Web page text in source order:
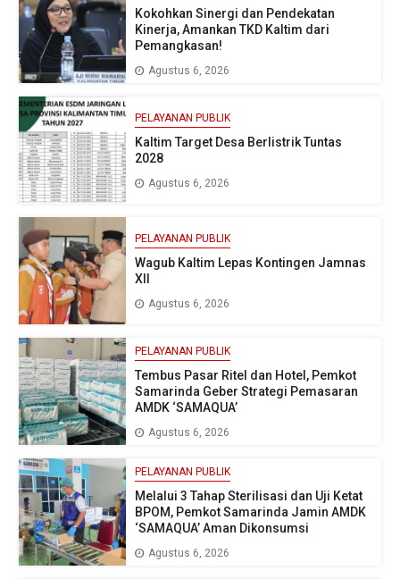
Kokohkan Sinergi dan Pendekatan
Kinerja, Amankan TKD Kaltim dari
Pemangkasan!
Agustus 6, 2026
PELAYANAN PUBLIK
Kaltim Target Desa Berlistrik Tuntas
2028
Agustus 6, 2026
PELAYANAN PUBLIK
Wagub Kaltim Lepas Kontingen Jamnas
XII
Agustus 6, 2026
PELAYANAN PUBLIK
Tembus Pasar Ritel dan Hotel, Pemkot
Samarinda Geber Strategi Pemasaran
AMDK ‘SAMAQUA’
Agustus 6, 2026
PELAYANAN PUBLIK
Melalui 3 Tahap Sterilisasi dan Uji Ketat
BPOM, Pemkot Samarinda Jamin AMDK
‘SAMAQUA’ Aman Dikonsumsi
Agustus 6, 2026